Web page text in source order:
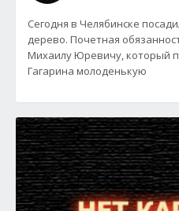
Сегодня в Челябинске
дерево. Почетная
Михаилу Юревичу, который
Гагарина молоденькую